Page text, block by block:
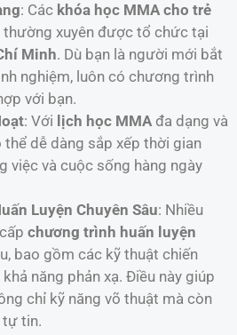
: Các khóa học MMA cho trẻ
thường xuyên được tổ chức tại
Minh. Dù bạn là người mới bắt
nghiệm, luôn có chương trình
với bạn.
: Với lịch học MMAđa dạng và
thể dễ dàng sắp xếp thời gian
việc và cuộc sống hàng ngày
Luyện Chuyên Sâu: Nhiều
chương trình huấn luyện
bao gồm các kỹ thuật chiến
năng phản xạ. Điều này giúp
chỉ kỹ năng võ thuật mà còn
tin.